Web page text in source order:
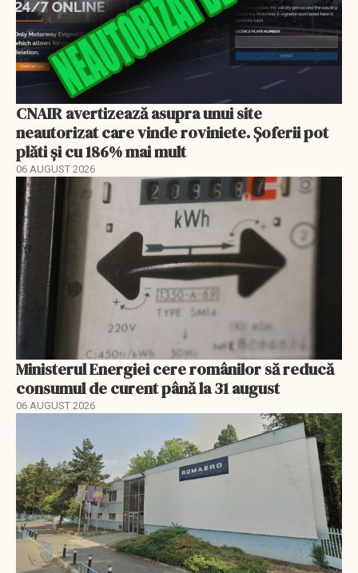
CNAIR avertizează asupra unui site
neautorizat care vinde roviniete. Șoferii pot
plăti și cu 186% mai mult
06 AUGUST 2026
Ministerul Energiei cere românilor să reducă
consumul de curent până la 31 august
06 AUGUST 2026